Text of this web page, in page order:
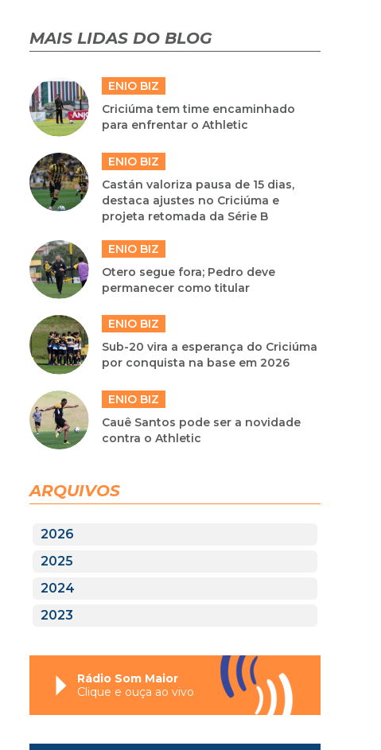
MAIS LIDAS DO BLOG
ENIO BIZ
Criciúma tem time encaminhado
para enfrentar o Athletic
ENIO BIZ
Castán valoriza pausa de 15 dias,
destaca ajustes no Criciúma e
projeta retomada da Série B
ENIO BIZ
Otero segue fora; Pedro deve
permanecer como titular
ENIO BIZ
Sub-20 vira a esperança do Criciúma
por conquista na base em 2026
ENIO BIZ
Cauê Santos pode ser a novidade
contra o Athletic
ARQUIVOS
2026
2025
2024
2023
Rádio Som Maior
Clique e ouça ao vivo